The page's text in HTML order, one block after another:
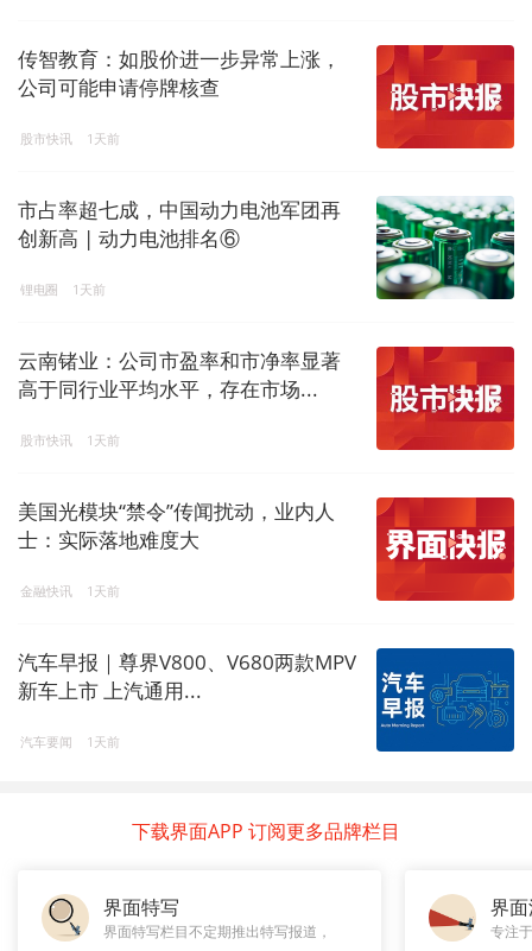
传智教育：如股价进一步异常上涨，
公司可能申请停牌核查
股市快讯 1天前
市占率超七成，中国动力电池军团再
创新高 | 动力电池排名⑥
锂电圈 1天前
云南锗业：公司市盈率和市净率显著
高于同行业平均水平，存在市场...
股市快讯 1天前
美国光模块“禁令”传闻扰动，业内人
士：实际落地难度大
金融快讯 1天前
汽车早报｜尊界V800、V680两款MPV
新车上市 上汽通用...
汽车要闻 1天前
下载界面APP 订阅更多品牌栏目
界面特写
界面特写栏目不定期推出特写报道，
界
专注